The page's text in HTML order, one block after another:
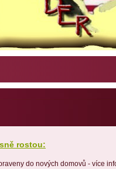
rostou:
do nových domovů - více